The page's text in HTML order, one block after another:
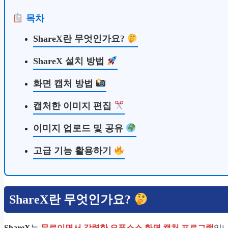
목차
ShareX란 무엇인가요?
ShareX 설치 방법
화면 캡처 방법
캡처한 이미지 편집
이미지 업로드 및 공유
고급 기능 활용하기
ShareX란 무엇인가요?